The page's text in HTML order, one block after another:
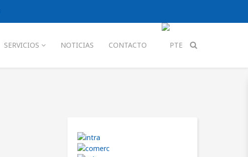
SERVICIOS NOTICIAS CONTACTO